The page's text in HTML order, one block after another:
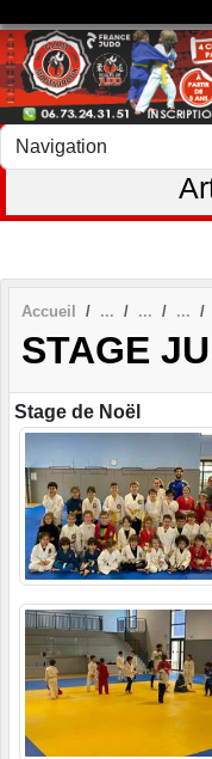
Accueil
STAGE
Stage de Noël